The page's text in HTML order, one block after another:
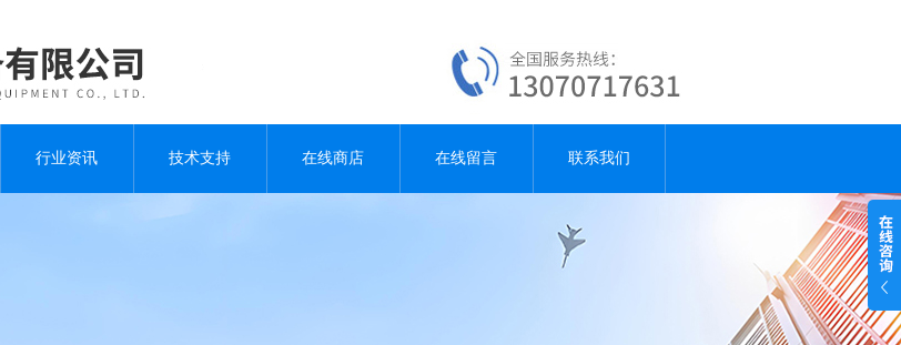
行业资讯 技术支持 在线商店 在线留言 联系我们